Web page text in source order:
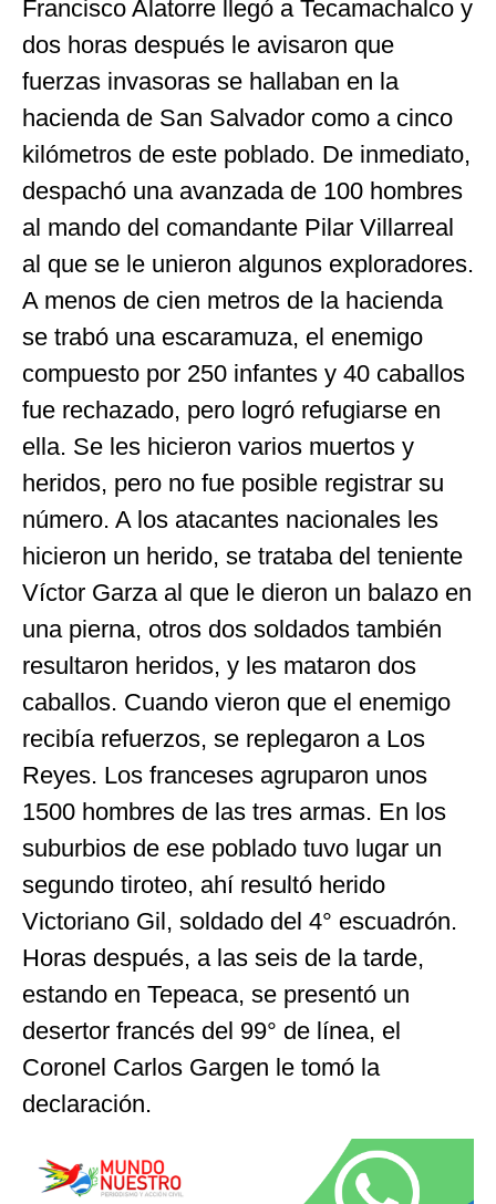
Francisco Alatorre llegó a Tecamachalco y
dos horas después le avisaron que
fuerzas invasoras se hallaban en la
hacienda de San Salvador como a cinco
kilómetros de este poblado. De inmediato,
despachó una avanzada de 100 hombres
al mando del comandante Pilar Villarreal
al que se le unieron algunos exploradores.
A menos de cien metros de la hacienda
se trabó una escaramuza, el enemigo
compuesto por 250 infantes y 40 caballos
fue rechazado, pero logró refugiarse en
ella. Se les hicieron varios muertos y
heridos, pero no fue posible registrar su
número. A los atacantes nacionales les
hicieron un herido, se trataba del teniente
Víctor Garza al que le dieron un balazo en
una pierna, otros dos soldados también
resultaron heridos, y les mataron dos
caballos. Cuando vieron que el enemigo
recibía refuerzos, se replegaron a Los
Reyes. Los franceses agruparon unos
1500 hombres de las tres armas. En los
suburbios de ese poblado tuvo lugar un
segundo tiroteo, ahí resultó herido
Victoriano Gil, soldado del 4° escuadrón.
Horas después, a las seis de la tarde,
estando en Tepeaca, se presentó un
desertor francés del 99° de línea, el
Coronel Carlos Gargen le tomó la
declaración.